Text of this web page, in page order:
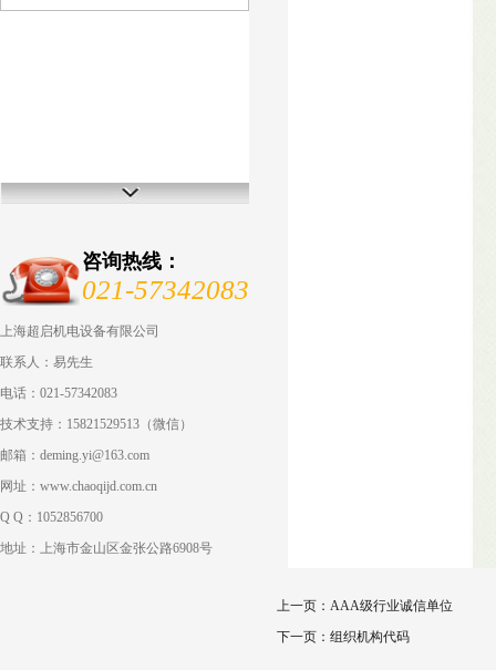
咨询热线：
021-57342083
上海超启机电设备有限公司
联系人：易先生
电话：021-57342083
技术支持：15821529513（微信）
邮箱：deming.yi@163.com
网址：www.chaoqijd.com.cn
Q Q：1052856700
地址：上海市金山区金张公路6908号
上一页： AAA级行业诚信单位
下一页： 组织机构代码